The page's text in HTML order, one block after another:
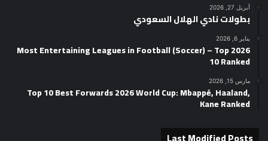
أبريل 27, 2026
بطولات نادي الهلال السعودي
يناير 6, 2026
2026 Most Entertaining Leagues in Football (Soccer) – Top
10 Ranked
مارس 15, 2026
Top 10 Best Forwards 2026 World Cup: Mbappé, Haaland,
Kane Ranked